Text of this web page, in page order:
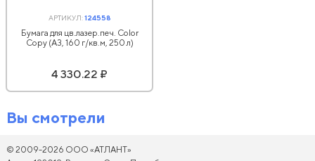
АРТИКУЛ:124558
Бумага для цв.лазер.печ. Color
Copy (А3, 160 г/кв.м, 250 л)
4 330.22 ₽
Вы смотрели
© 2009-2026 ООО «АТЛАНТ»